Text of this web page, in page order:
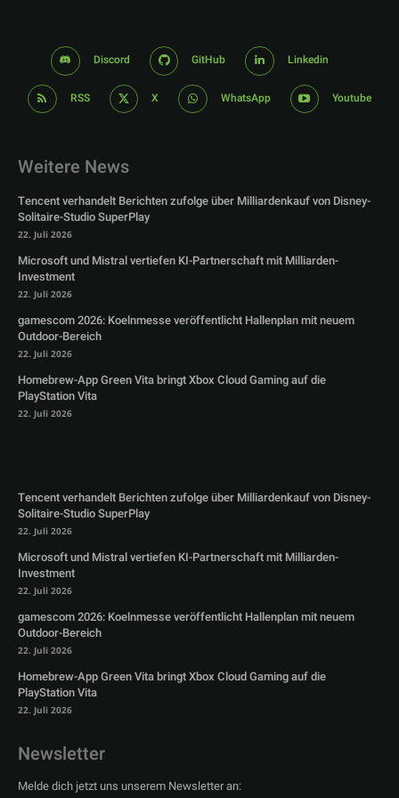
Discord GitHub Linkedin
RSS X WhatsApp Youtube
Weitere News
Tencent verhandelt Berichten zufolge über Milliardenkauf von Disney-
Solitaire-Studio SuperPlay
22. Juli 2026
Microsoft und Mistral vertiefen KI-Partnerschaft mit Milliarden-
Investment
22. Juli 2026
gamescom 2026: Koelnmesse veröffentlicht Hallenplan mit neuem
Outdoor-Bereich
22. Juli 2026
Homebrew-App Green Vita bringt Xbox Cloud Gaming auf die
PlayStation Vita
22. Juli 2026
Tencent verhandelt Berichten zufolge über Milliardenkauf von Disney-
Solitaire-Studio SuperPlay
22. Juli 2026
Microsoft und Mistral vertiefen KI-Partnerschaft mit Milliarden-
Investment
22. Juli 2026
gamescom 2026: Koelnmesse veröffentlicht Hallenplan mit neuem
Outdoor-Bereich
22. Juli 2026
Homebrew-App Green Vita bringt Xbox Cloud Gaming auf die
PlayStation Vita
22. Juli 2026
Newsletter
Melde dich jetzt uns unserem Newsletter an: